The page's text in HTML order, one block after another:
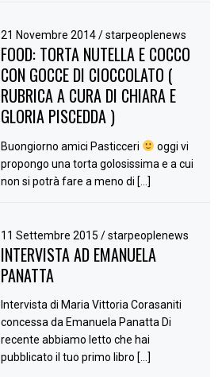
21 Novembre 2014/ starpeoplenews
FOOD: TORTA NUTELLA E COCCO
CON GOCCE DI CIOCCOLATO (
RUBRICA A CURA DI CHIARA E
GLORIA PISCEDDA )
Buongiorno amici Pasticceri
oggi vi
propongo una torta golosissima e a cui
non si potrà fare a meno di […]
11 Settembre 2015/ starpeoplenews
INTERVISTA AD EMANUELA
PANATTA
Intervista di Maria Vittoria Corasaniti
concessa da Emanuela Panatta Di
recente abbiamo letto che hai
pubblicato il tuo primo libro […]